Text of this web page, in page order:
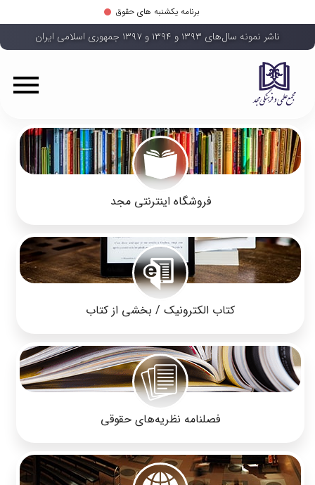
برنامه یکشنبه های حقوق
ناشر نمونه سال‌های ۱۳۹۳ و ۱۳۹۴ و ۱۳۹۷ جمهوری اسلامی ایران
فروشگاه اینترنتی مجد
کتاب الکترونیک / بخشی از کتاب
فصلنامه نظریه‌های حقوقی